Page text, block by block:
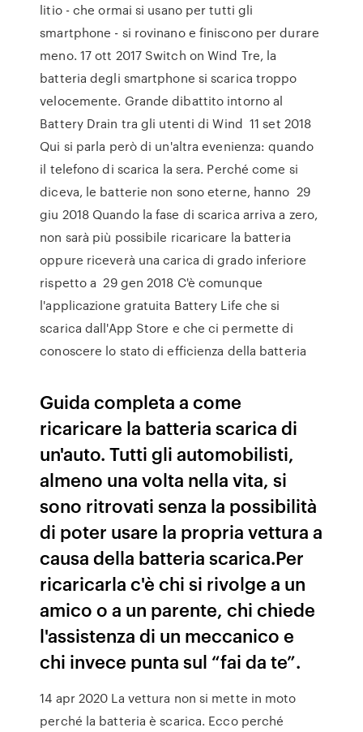
litio - che ormai si usano per tutti gli
smartphone - si rovinano e finiscono per durare
meno. 17 ott 2017 Switch on Wind Tre, la
batteria degli smartphone si scarica troppo
velocemente. Grande dibattito intorno al
Battery Drain tra gli utenti di Wind 11 set 2018
Qui si parla però di un'altra evenienza: quando
il telefono di scarica la sera. Perché come si
diceva, le batterie non sono eterne, hanno 29
giu 2018 Quando la fase di scarica arriva a zero,
non sarà più possibile ricaricare la batteria
oppure riceverà una carica di grado inferiore
rispetto a 29 gen 2018 C'è comunque
l'applicazione gratuita Battery Life che si
scarica dall'App Store e che ci permette di
conoscere lo stato di efficienza della batteria
Guida completa a come
ricaricare la batteria scarica di
un'auto. Tutti gli automobilisti,
almeno una volta nella vita, si
sono ritrovati senza la possibilità
di poter usare la propria vettura a
causa della batteria scarica.Per
ricaricarla c'è chi si rivolge a un
amico o a un parente, chi chiede
l'assistenza di un meccanico e
chi invece punta sul “fai da te”.
14 apr 2020 La vettura non si mette in moto
perché la batteria è scarica. Ecco perché